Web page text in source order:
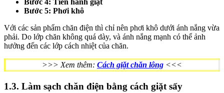
Bước 4: Tiến hành giặt
Bước 5: Phơi khô
Với các sản phẩm chăn điện thì chỉ nên phơi khô dưới ánh nắng vừa
phải. Do lớp chăn không quá dày, và ánh nắng mạnh có thể ảnh
hưởng đến các lớp cách nhiệt của chăn.
>>> Xem thêm: Cách giặt chăn lông <<<
1.3. Làm sạch chăn điện bằng cách giặt sấy